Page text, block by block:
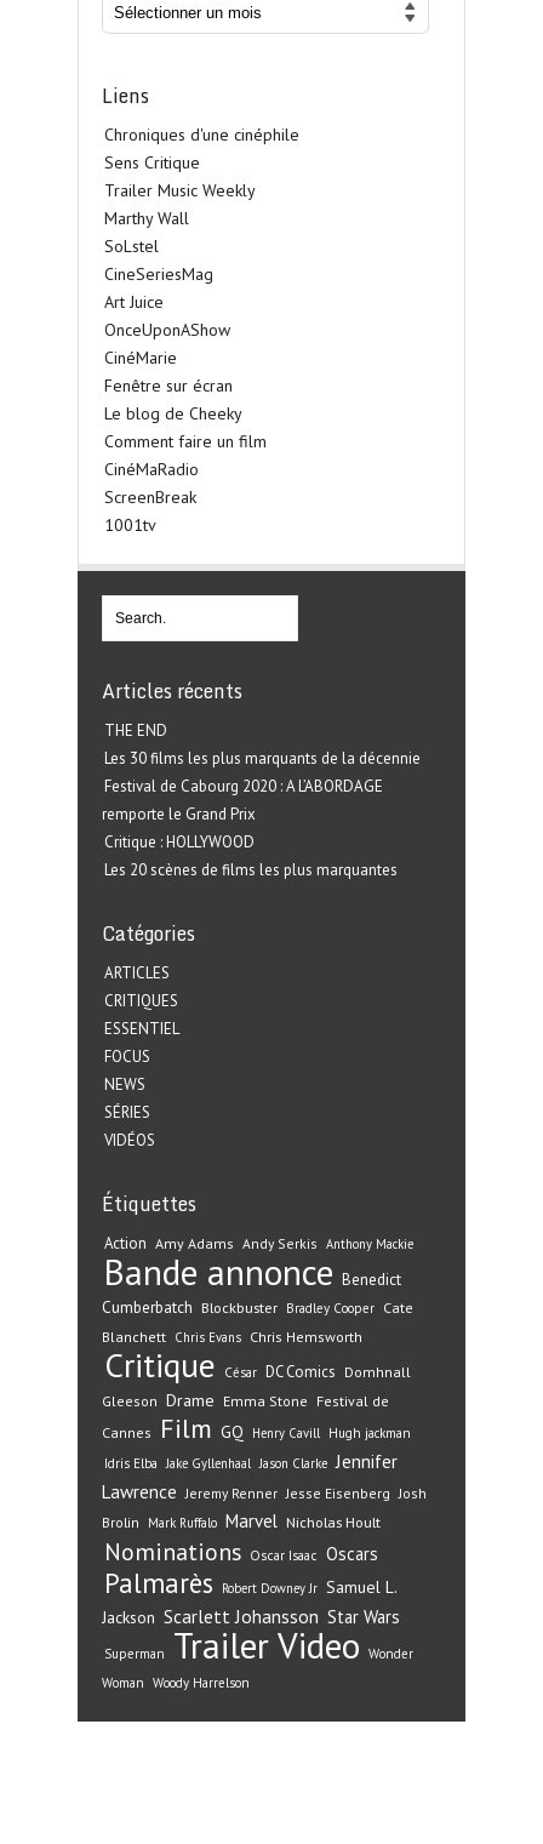
Liens
Chroniques d'une cinéphile
Sens Critique
Trailer Music Weekly
Marthy Wall
SoLstel
CineSeriesMag
Art Juice
OnceUponAShow
CinéMarie
Fenêtre sur écran
Le blog de Cheeky
Comment faire un film
CinéMaRadio
ScreenBreak
1001tv
Articles récents
THE END
Les 30 films les plus marquants de la décennie
Festival de Cabourg 2020 : A L’ABORDAGE
remporte le Grand Prix
Critique : HOLLYWOOD
Les 20 scènes de films les plus marquantes
Catégories
ARTICLES
CRITIQUES
ESSENTIEL
FOCUS
NEWS
SÉRIES
VIDÉOS
Étiquettes
Action Amy Adams Andy Serkis Anthony Mackie
Bande annonce Benedict
Cumberbatch Blockbuster Bradley Cooper Cate
Blanchett Chris Evans Chris Hemsworth
Critique César DC Comics Domhnall
Gleeson Drame Emma Stone Festival de
Cannes
Film GQ Henry Cavill Hugh jackman
Idris Elba Jake Gyllenhaal Jason Clarke Jennifer
Lawrence Jeremy Renner Jesse Eisenberg Josh
Brolin
Mark Ruffalo Marvel Nicholas Hoult
Nominations Oscar Isaac Oscars
Palmarès Robert Downey Jr Samuel L.
Jackson Scarlett Johansson Star Wars
Superman TrailerVideo Wonder
Woman Woody Harrelson